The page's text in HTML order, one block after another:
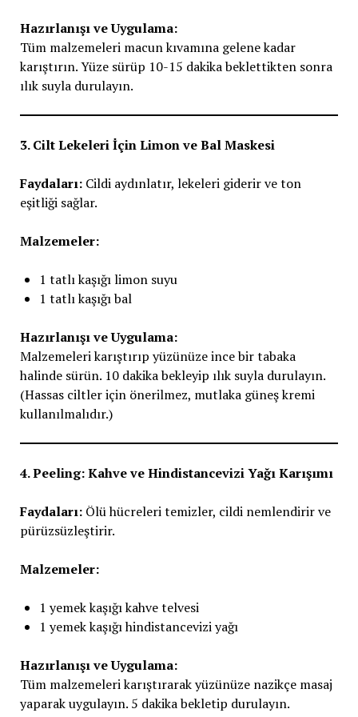
Hazırlanışı ve Uygulama:
Tüm malzemeleri macun kıvamına gelene kadar
karıştırın. Yüze sürüp 10-15 dakika beklettikten sonra
ılık suyla durulayın.
3. Cilt Lekeleri İçin Limon ve Bal Maskesi
Faydaları:Cildi aydınlatır, lekeleri giderir ve ton
eşitliği sağlar.
Malzemeler:
1 tatlı kaşığı limon suyu
1 tatlı kaşığı bal
Hazırlanışı ve Uygulama:
Malzemeleri karıştırıp yüzünüze ince bir tabaka
halinde sürün. 10 dakika bekleyip ılık suyla durulayın.
(Hassas ciltler için önerilmez, mutlaka güneş kremi
kullanılmalıdır.)
4. Peeling: Kahve ve Hindistancevizi Yağı Karışımı
Faydaları:Ölü hücreleri temizler, cildi nemlendirir ve
pürüzsüzleştirir.
Malzemeler:
1 yemek kaşığı kahve telvesi
1 yemek kaşığı hindistancevizi yağı
Hazırlanışı ve Uygulama:
Tüm malzemeleri karıştırarak yüzünüze nazikçe masaj
yaparak uygulayın. 5 dakika bekletip durulayın.